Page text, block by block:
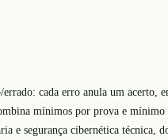
cada erro anula um
mínimos por prova e
e segurança cibernética técnica,